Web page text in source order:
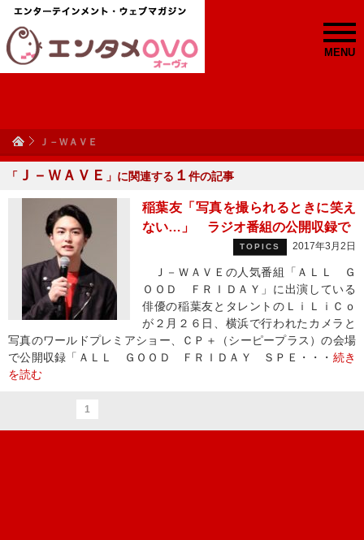
MENU
Ｊ－ＷＡＶＥ
「 Ｊ－ＷＡＶＥ 」に関連する １ 件の記事
稲葉友「写真を撮られるときに笑え
ない…」 ラジオ番組の公開収録で
TOPICS 2017年3月2日
Ｊ－ＷＡＶＥの人気番組「ＡＬＬ Ｇ
ＯＯＤ ＦＲＩＤＡＹ」に出演している
俳優の稲葉友とタレントのＬｉＬｉＣｏ
が２月２６日、横浜で行われたカメラと
写真のワールドプレミアショー、ＣＰ＋（シーピープラス）の会場
で公開収録「ＡＬＬ ＧＯＯＤ ＦＲＩＤＡＹ ＳＰＥ・・・ 続き
を読む
1